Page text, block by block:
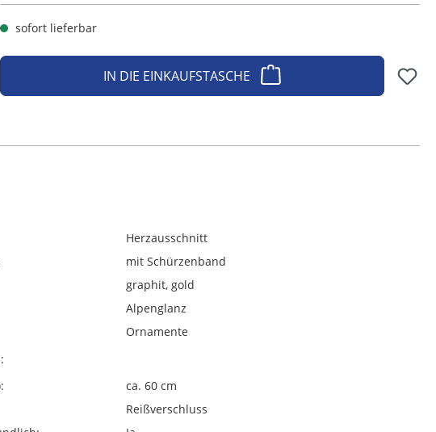
sofort lieferbar
IN DIE EINKAUFSTASCHE
Herzausschnitt
mit Schürzenband
graphit, gold
Alpenglanz
Ornamente
ca. 60 cm
Reißverschluss